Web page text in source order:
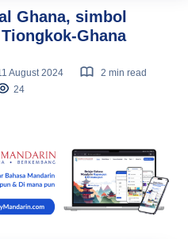
Ghana, simbol
Ghana
August 2024
2 min read
24